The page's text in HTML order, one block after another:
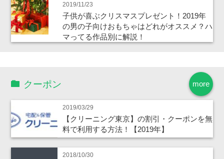
2019/11/23
子供が喜ぶクリスマスプレゼント！2019年
の男の子向けおもちゃはどれがオススメ？ハ
マってる作品別に解説！
more
クーポン
2019/03/29
【クリーニング東京】の割引・クーポンを無
料で利用する方法！【2019年】
2018/10/30